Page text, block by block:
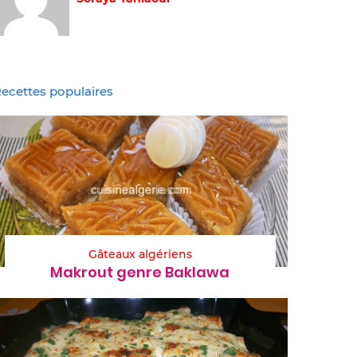
populaires
Gâteaux algériens
Makrout genre Baklawa